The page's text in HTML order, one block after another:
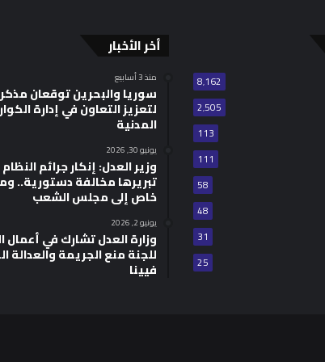
8٬162
2٬505
113
111
58
48
31
25
أخر الأخبار
منذ 3 أسابيع
سوريا والبحرين توقعان
لتعزيز التعاون في إدارة
المدنية
يونيو 30, 2026
وزير العدل: إنكار جرائم النظام
تبريرها مخالفة دستورية..
خاص إلى مجلس الشعب
يونيو 2, 2026
للجنة منع الجريمة والعدالة
فيينا